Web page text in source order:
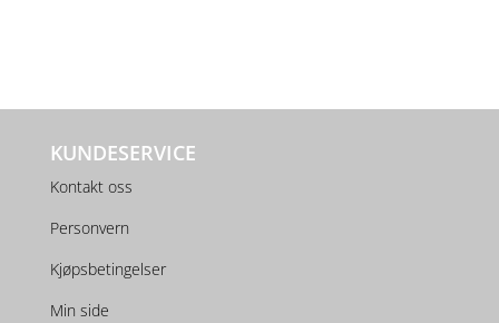
KUNDESERVICE
Kontakt oss
Personvern
Kjøpsbetingelser
Min side